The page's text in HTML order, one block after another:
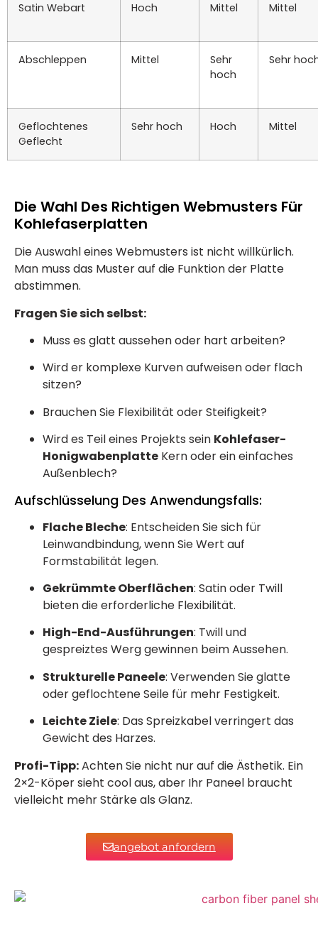
Satin Webart Hoch Mittel Mittel
Abschleppen Mittel
Sehr
hoch
Sehr
Geflochtenes
Geflecht
Sehr hoch Hoch Mittel
Die Wahl Des Richtigen Webmusters Für
Kohlefaserplatten
Die Auswahl eines Webmusters ist nicht willkürlich.
Man muss das Muster auf die Funktion der Platte
abstimmen.
Fragen Sie sich selbst:
Muss es glatt aussehen oder hart arbeiten?
Wird er komplexe Kurven aufweisen oder flach
sitzen?
Brauchen Sie Flexibilität oder Steifigkeit?
Wird es Teil eines Projekts sein Kohlefaser-
Honigwabenplatte Kern oder ein einfaches
Außenblech?
Aufschlüsselung Des Anwendungsfalls:
Flache Bleche: Entscheiden Sie sich für
Leinwandbindung, wenn Sie Wert auf
Formstabilität legen.
Gekrümmte Oberflächen: Satin oder Twill
bieten die erforderliche Flexibilität.
High-End-Ausführungen: Twill und
gespreiztes Werg gewinnen beim Aussehen.
Strukturelle Paneele: Verwenden Sie glatte
oder geflochtene Seile für mehr Festigkeit.
Leichte Ziele: Das Spreizkabel verringert das
Gewicht des Harzes.
Profi-Tipp:Achten Sie nicht nur auf die Ästhetik. Ein
2×2-Köper sieht cool aus, aber Ihr Paneel braucht
vielleicht mehr Stärke als Glanz.
angebot anfordern